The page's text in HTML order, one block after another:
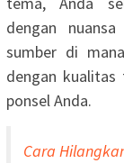
dengan
sumber di
dengan kualitas
ponsel Anda.
Cara